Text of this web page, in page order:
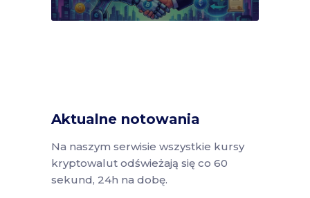
Aktualne notowania
Na naszym serwisie wszystkie kursy
kryptowalut odświeżają się co 60
sekund, 24h na dobę.